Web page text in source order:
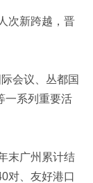
次新跨越，晋
会议、丛都国
一系列重要活
末广州累计结
对、友好港口